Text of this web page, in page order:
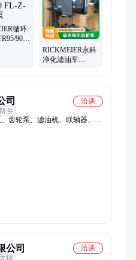
甘油泵
循环
900
RICKMEIER永科
净化滤油车
司
洽谈
乡
齿轮泵、滤油机、联轴器、润
机泵组、供给泵、油液泵、
温油泵、风电配件、kracht油
泵、赫特油泵、风电油泵、电
公司
洽谈
锡